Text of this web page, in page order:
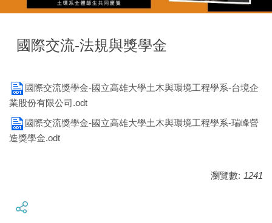
首頁 國際交流
國際交流-法規與獎學金
國際交流獎學金-國立高雄大學土木與環境工程學系-台境企
業股份有限公司.odt
國際交流獎學金-國立高雄大學土木與環境工程學系-瑞峰營
造獎學金.odt
瀏覽數: 1241